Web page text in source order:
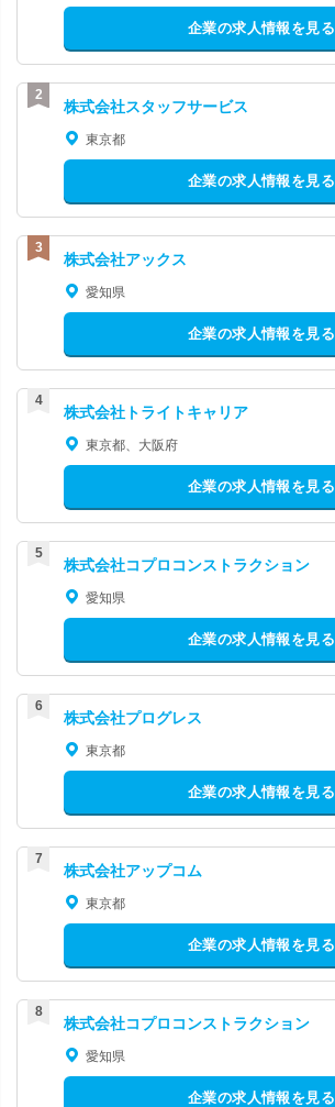
企業の求人情報を見る
株式会社スタッフサービス
東京都
企業の求人情報を見る
株式会社アックス
愛知県
企業の求人情報を見る
株式会社トライトキャリア
東京都、大阪府
企業の求人情報を見る
株式会社コプロコンストラクション
愛知県
企業の求人情報を見る
株式会社プログレス
東京都
企業の求人情報を見る
株式会社アップコム
東京都
企業の求人情報を見る
株式会社コプロコンストラクション
愛知県
企業の求人情報を見る